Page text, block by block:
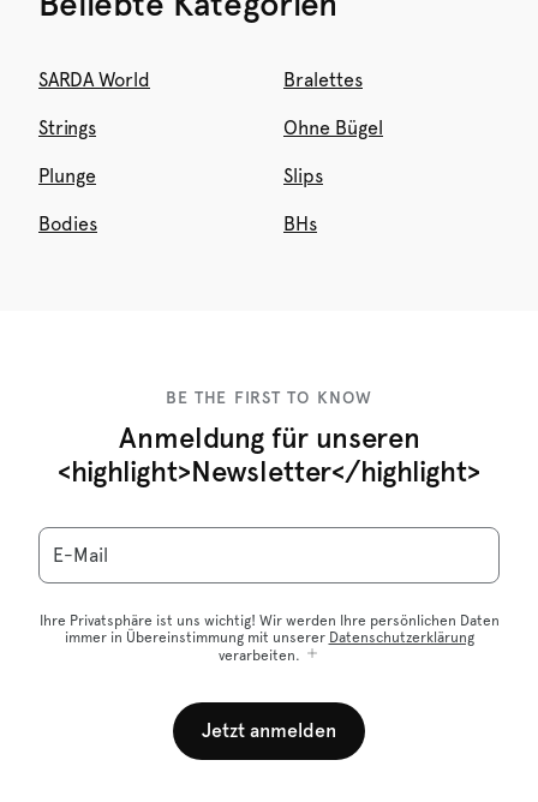
SARDA World Bralettes
Strings Ohne Bügel
Plunge Slips
Bodies BHs
BE THE FIRST TO KNOW
Anmeldung für unseren
<highlight>Newsletter</highlight>
E-Mail
Ihre Privatsphäre ist uns wichtig! Wir werden Ihre persönlichen Daten
immer in Übereinstimmung mit unserer Datenschutzerklärung
verarbeiten.
Jetzt anmelden